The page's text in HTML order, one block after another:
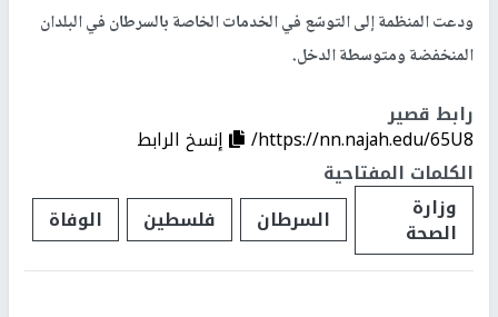
ودعت المنظمة إلى التوسّع في الخدمات الخاصة بالسرطان في البلدان
المنخفضة ومتوسطة الدخل.
رابط قصير
https://nn.najah.edu/65U8/
إنسخ الرابط
الكلمات المفتاحية
وزارة
الصحة السرطان فلسطين الوفاة